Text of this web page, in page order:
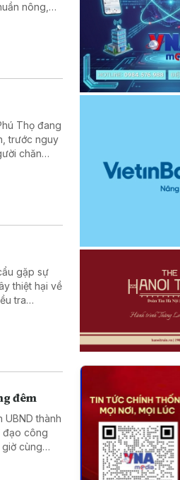
nông,
Thọ đang
trước nguy
chăn
gặp sự
thiệt hại về
tra
đêm
thành
đạo công
cùng